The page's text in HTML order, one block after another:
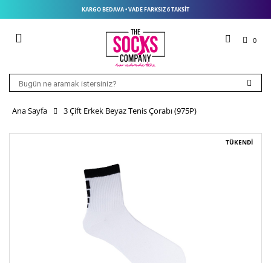
KARGO BEDAVA • VADE FARKSIZ 6 TAKSIT
0
Ana Sayfa 3 Çift Erkek Beyaz Tenis Çorabı (975P)
TÜKENDİ